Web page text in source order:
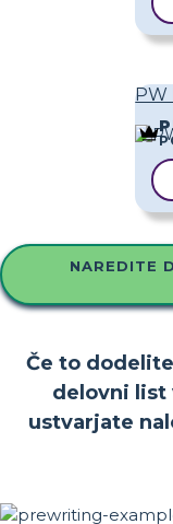
PW
NAREDITE
Če to
delovni list
ustvarjate